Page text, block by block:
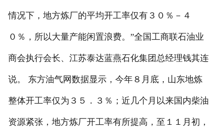
情况下，地方炼厂的平均开工率仅有３０％－４
０％，所以大量产能闲置浪费。”全国工商联石油业
商会执行会长、江苏泰达蓝燕石化集团总经理钱其连
说。 东方油气网数据显示，今年８月底，山东地炼
整体开工率仅为３５．３％；近几个月以来国内柴油
资源紧张，地方炼厂开工率有所提高，至１１月初，